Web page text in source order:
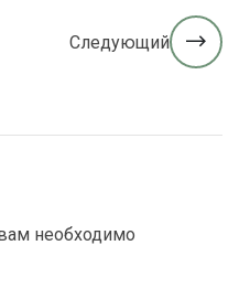
Следующий
необходимо